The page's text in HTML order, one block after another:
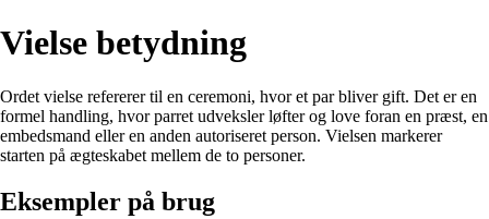
Vielse betydning
Ordet vielse refererer til en ceremoni, hvor et par bliver gift. Det er en
formel handling, hvor parret udveksler løfter og love foran en præst, en
embedsmand eller en anden autoriseret person. Vielsen markerer
starten på ægteskabet mellem de to personer.
Eksempler på brug